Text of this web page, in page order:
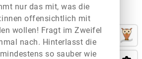
nur das mit, was die
offensichtlich mit
wollen! Fragt im Zweifel
nach. Hinterlasst die
so sauber wie